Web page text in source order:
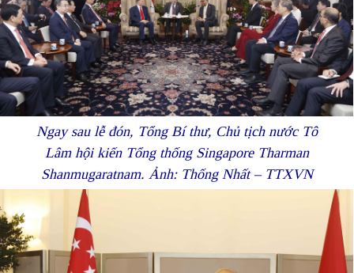
Ngay sau lễ đón, Tổng Bí thư, Chủ tịch nước Tô
Lâm hội kiến Tổng thống Singapore Tharman
Shanmugaratnam. Ảnh: Thống Nhất – TTXVN